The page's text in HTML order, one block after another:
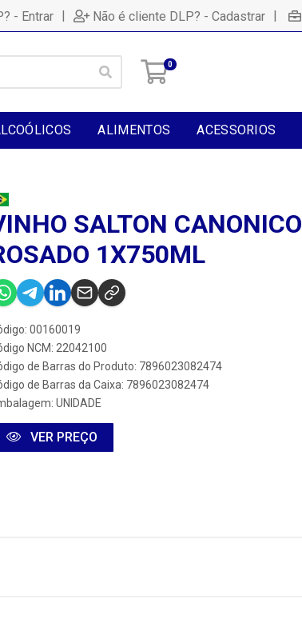
- Entrar | Não é cliente DLP? - Cadastrar |
0
ALIMENTOS ACESSORIOS
SALTON CANONICO
1X750ML
00160019
NCM: 22042100
de Barras do Produto: 7896023082474
de Barras da Caixa: 7896023082474
UNIDADE
VER PREÇO